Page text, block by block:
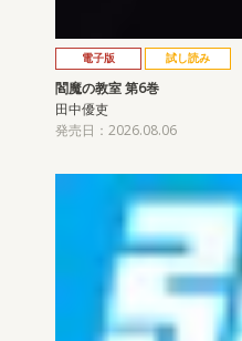
電子版 試し読み
閻魔の教室 第6巻
田中優吏
発売日：2026.08.06